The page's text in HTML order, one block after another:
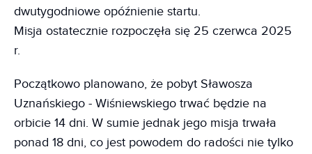
dwutygodniowe opóźnienie startu.
Misja ostatecznie rozpoczęła się 25 czerwca 2025
r.
Początkowo planowano, że pobyt Sławosza
Uznańskiego - Wiśniewskiego trwać będzie na
orbicie 14 dni. W sumie jednak jego misja trwała
ponad 18 dni, co jest powodem do radości nie tylko